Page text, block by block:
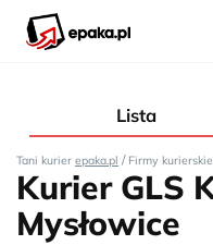
Lista
Tani kurier epaka.pl / Firmy kurierskie
Kurier GLS
Mysłowice